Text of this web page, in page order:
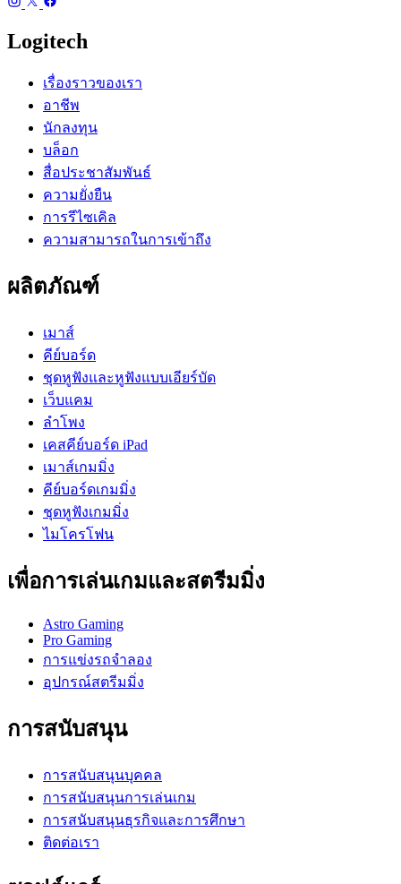
Logitech
เรื่องราวของเรา
อาชีพ
นักลงทุน
บล็อก
สื่อประชาสัมพันธ์
ความยั่งยืน
การรีไซเคิล
ความสามารถในการเข้าถึง
ผลิตภัณฑ์
เมาส์
คีย์บอร์ด
ชุดหูฟังและหูฟังแบบเอียร์บัด
เว็บแคม
ลำโพง
เคสคีย์บอร์ด iPad
เมาส์เกมมิ่ง
คีย์บอร์ดเกมมิ่ง
ชุดหูฟังเกมมิ่ง
ไมโครโฟน
เพื่อการเล่นเกมและสตรีมมิ่ง
Astro Gaming
Pro Gaming
การแข่งรถจำลอง
อุปกรณ์สตรีมมิ่ง
การสนับสนุน
การสนับสนุนบุคคล
การสนับสนุนการเล่นเกม
การสนับสนุนธุรกิจและการศึกษา
ติดต่อเรา